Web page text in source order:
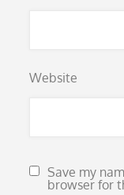
Website
Save my
browser for